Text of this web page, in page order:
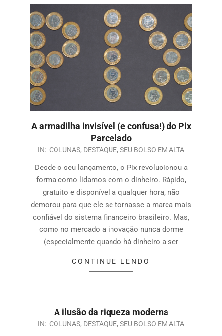
A armadilha invisível (e confusa!) do Pix
Parcelado
IN: COLUNAS, DESTAQUE, SEU BOLSO EM ALTA
Desde o seu lançamento, o Pix revolucionou a
forma como lidamos com o dinheiro. Rápido,
gratuito e disponível a qualquer hora, não
demorou para que ele se tornasse a marca mais
confiável do sistema financeiro brasileiro. Mas,
como no mercado a inovação nunca dorme
(especialmente quando há dinheiro a ser
CONTINUE LENDO
A ilusão da riqueza moderna
IN: COLUNAS, DESTAQUE, SEU BOLSO EM ALTA